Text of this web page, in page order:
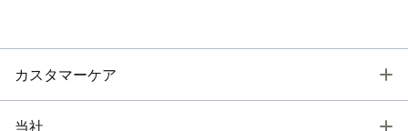
カスタマーケア
当社